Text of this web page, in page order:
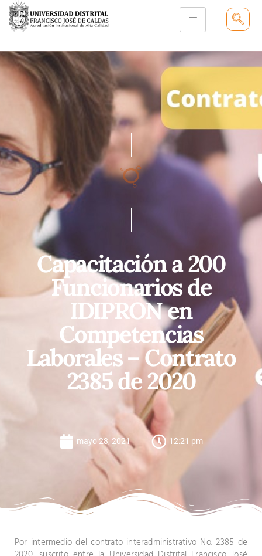
Capacitación a 200
Funcionarios de
IDIPRON en
Competencias
Laborales – Contrato
2385 de 2020
mayo 28, 2021 12:21 pm
Por intermedio del contrato interadministrativo No. 2385 de